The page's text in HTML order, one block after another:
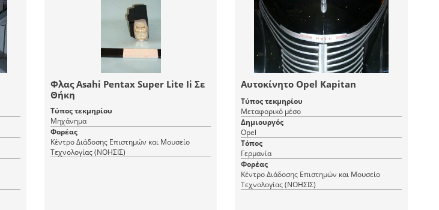
Φλας Asahi Pentax Super Lite Ii Σε
Θήκη
Τύπος τεκμηρίου
Μηχάνημα
Φορέας
Κέντρο Διάδοσης Επιστημών και Μουσείο
Τεχνολογίας (ΝΟΗΣΙΣ)
Αυτοκίνητο Opel Kapitan
Τύπος τεκμηρίου
Μεταφορικό μέσο
Δημιουργός
Opel
Τόπος
Γερμανία
Φορέας
Κέντρο Διάδοσης Επιστημών και Μουσείο
Τεχνολογίας (ΝΟΗΣΙΣ)